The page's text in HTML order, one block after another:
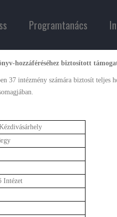
Programtanács
hozzáféréséhez biztosított
37 intézmény számára biztosít teljes
Intézet